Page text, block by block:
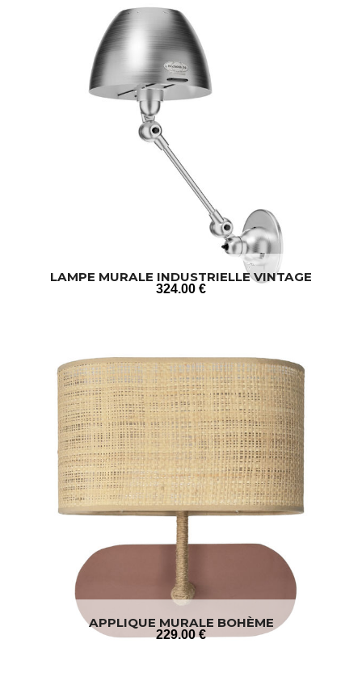
LAMPE MURALE INDUSTRIELLE VINTAGE
324.00 €
APPLIQUE MURALE BOHÈME
229.00 €